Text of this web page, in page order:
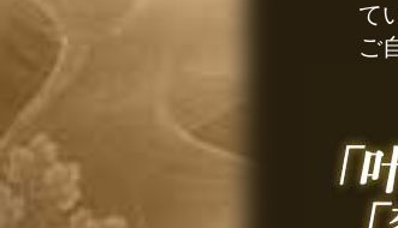
て
ご